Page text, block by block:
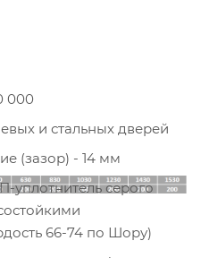
000
и стальных дверей
(зазор) - 14 мм
серого
66-74 по Шору)